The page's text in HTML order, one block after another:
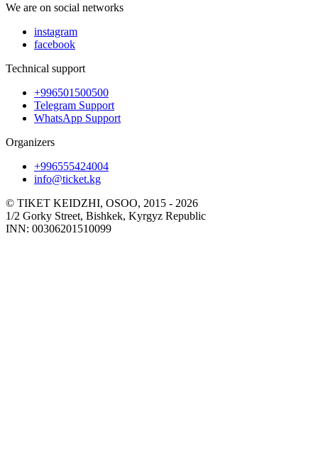
We are on social networks
instagram
facebook
Technical support
+996501500500
Telegram Support
WhatsApp Support
Organizers
+996555424004
info@ticket.kg
© TIKET KEIDZHI, OSOO, 2015 - 2026
1/2 Gorky Street, Bishkek, Kyrgyz Republic
INN: 00306201510099